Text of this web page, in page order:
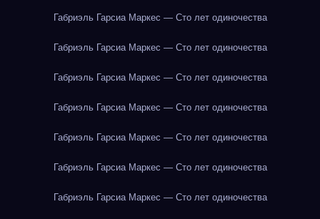
Габриэль Гарсиа Маркес — Сто лет одиночества
Габриэль Гарсиа Маркес — Сто лет одиночества
Габриэль Гарсиа Маркес — Сто лет одиночества
Габриэль Гарсиа Маркес — Сто лет одиночества
Габриэль Гарсиа Маркес — Сто лет одиночества
Габриэль Гарсиа Маркес — Сто лет одиночества
Габриэль Гарсиа Маркес — Сто лет одиночества